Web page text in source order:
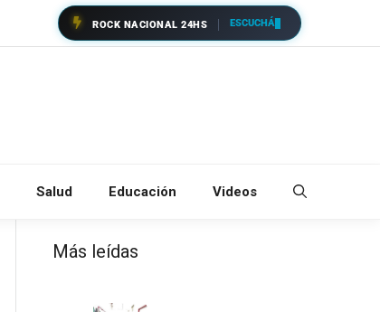
ROCK NACIONAL 24HS ESCUCHÁ
Salud Educación Videos
Más leídas